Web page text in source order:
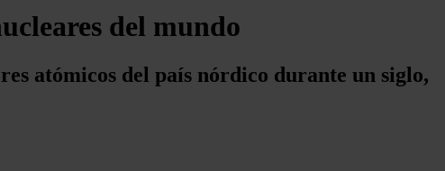
del mundo
atómicos del país nórdico durante un siglo,